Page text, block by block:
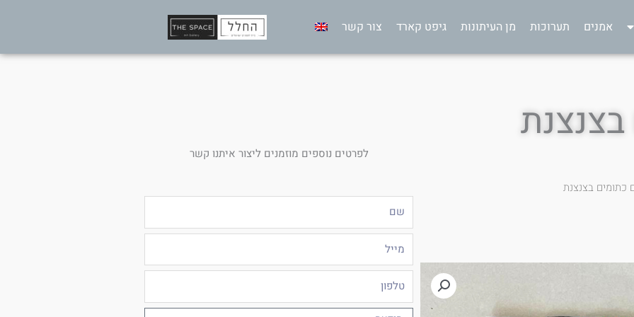
אמנים תערוכות מן העיתונות גיפט קארד צור קשר
כתומים בצנצנת
לפרטים נוספים מוזמנים ליצור איתנו קשר
טלפון